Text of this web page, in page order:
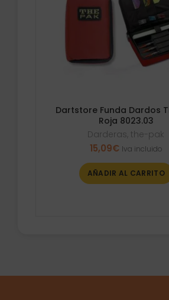
Dartstore Funda Dardos
Roja 8023.03
Darderas,the-pak
15,09€ Iva incluido
AÑADIR AL CARRITO